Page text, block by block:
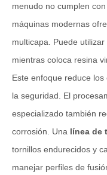
menudo no cumplen
máquinas modernas
multicapa. Puede
mientras coloca resina
Este enfoque reduce
la seguridad. El
especializado también
corrosión. Una línea de
tornillos endurecidos y
manejar perfiles de